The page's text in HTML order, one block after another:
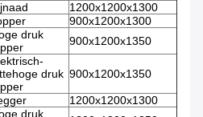
1200x1200x1300
900x1200x1300
druk
900x1200x1350
druk 900x1200x1350
1200x1200x1300
druk